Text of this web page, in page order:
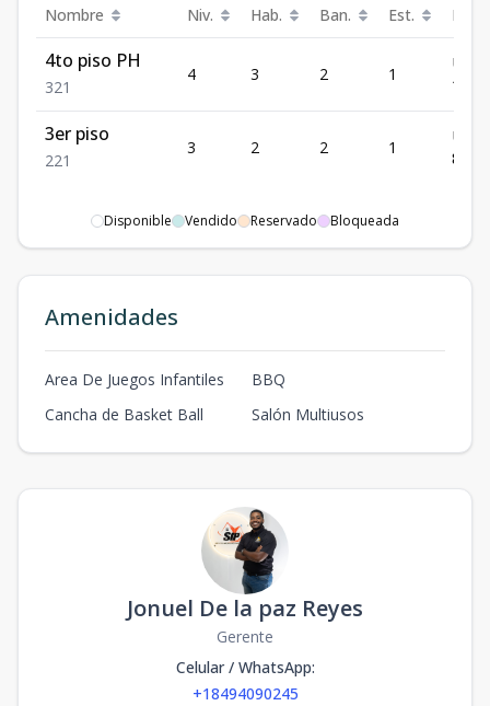
Nombre Niv. Hab. Ban. Est.
4to piso PH
321
4 3 2 1
US$
3er piso
221
3 2 2 1
US$
Disponible Vendido Reservado Bloqueada
Amenidades
Area De Juegos Infantiles
BBQ
Cancha de Basket Ball
Salón Multiusos
Jonuel De la paz Reyes
Gerente
Celular / WhatsApp:
+18494090245